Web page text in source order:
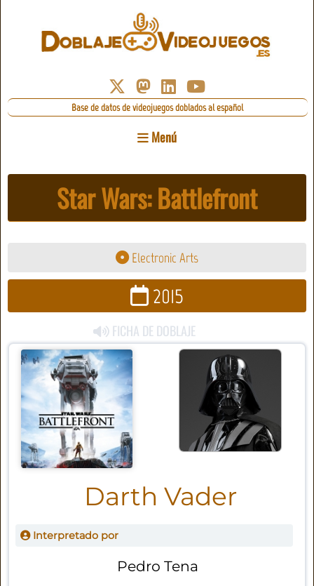
Base de datos de videojuegos doblados al español
Menú
Star Wars: Battlefront
Electronic Arts
2015
FICHA DE DOBLAJE
Darth Vader
Interpretado por
Pedro Tena